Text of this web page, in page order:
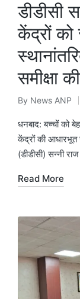
डीडीसी
केंद्रों
समीक्षा की
Posted
by
By News ANP
धनबाद: बच्चों को
केंद्रों की आधारभूत
(डीडीसी) सन्नी
Read More